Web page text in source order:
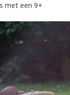
met een 9+